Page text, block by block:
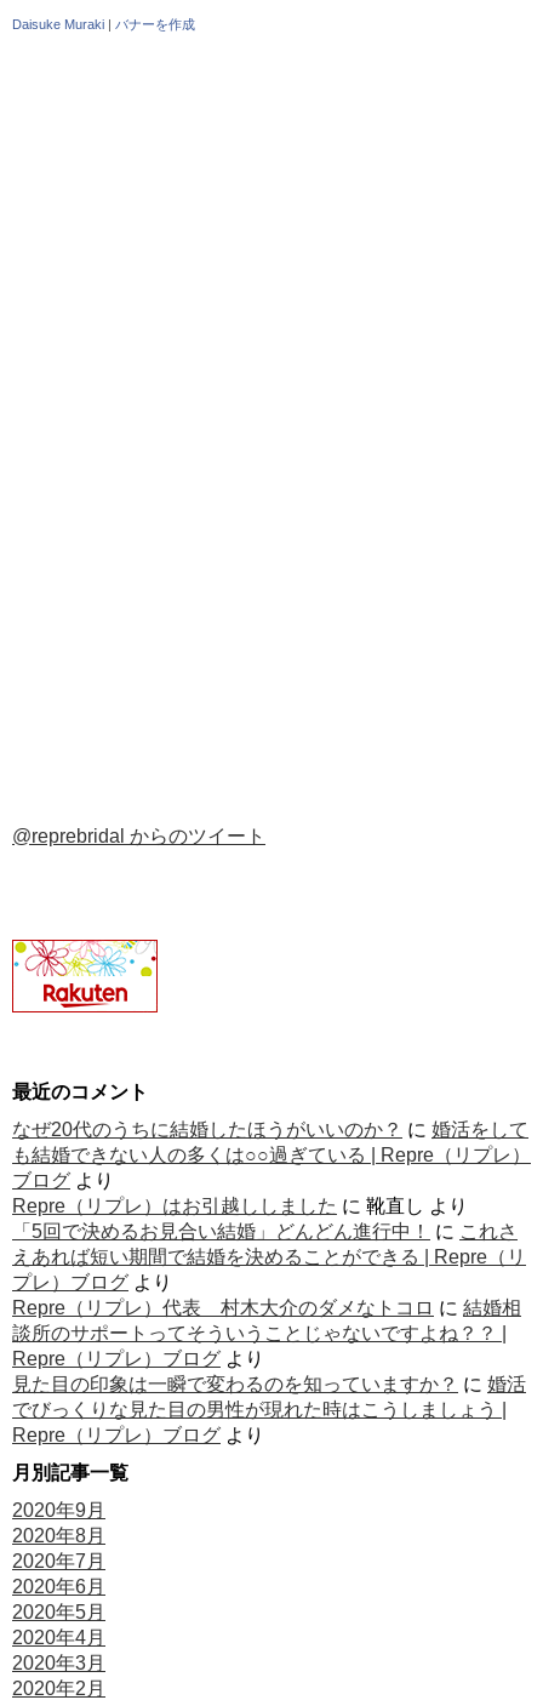
Daisuke Muraki バナーを作成
@reprebridal からのツイート
最近のコメント
なぜ20代のうちに結婚したほうがいいのか？ に 婚活をして
も結婚できない人の多くは○○過ぎている | Repre（リプレ）
ブログ より
Repre（リプレ）はお引越ししました に 靴直し より
「5回で決めるお見合い結婚」どんどん進行中！
に これさ
えあれば短い期間で結婚を決めることができる | Repre（リ
プレ）ブログ より
Repre（リプレ）代表 村木大介のダメなトコロ に 結婚相
談所のサポートってそういうことじゃないですよね？？ |
Repre（リプレ）ブログ より
見た目の印象は一瞬で変わるのを知っていますか？ に 婚活
でびっくりな見た目の男性が現れた時はこうしましょう |
Repre（リプレ）ブログ より
月別記事一覧
2020年9月
2020年8月
2020年7月
2020年6月
2020年5月
2020年4月
2020年3月
2020年2月